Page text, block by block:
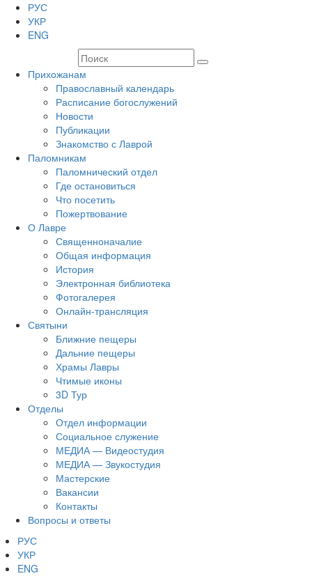
РУС
УКР
ENG
Прихожанам
Православный календарь
Расписание богослужений
Новости
Публикации
Знакомство с Лаврой
Паломникам
Паломнический отдел
Где остановиться
Что посетить
Пожертвование
О Лавре
Священноначалие
Общая информация
История
Электронная библиотека
Фотогалерея
Онлайн-трансляция
Святыни
Ближние пещеры
Дальние пещеры
Храмы Лавры
Чтимые иконы
3D Тур
Отделы
Отдел информации
Социальное служение
МЕДИА — Видеостудия
МЕДИА — Звукостудия
Мастерские
Вакансии
Контакты
Вопросы и ответы
РУС
УКР
ENG